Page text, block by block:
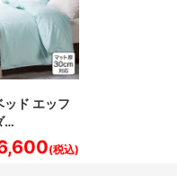
ッド エッフ
…